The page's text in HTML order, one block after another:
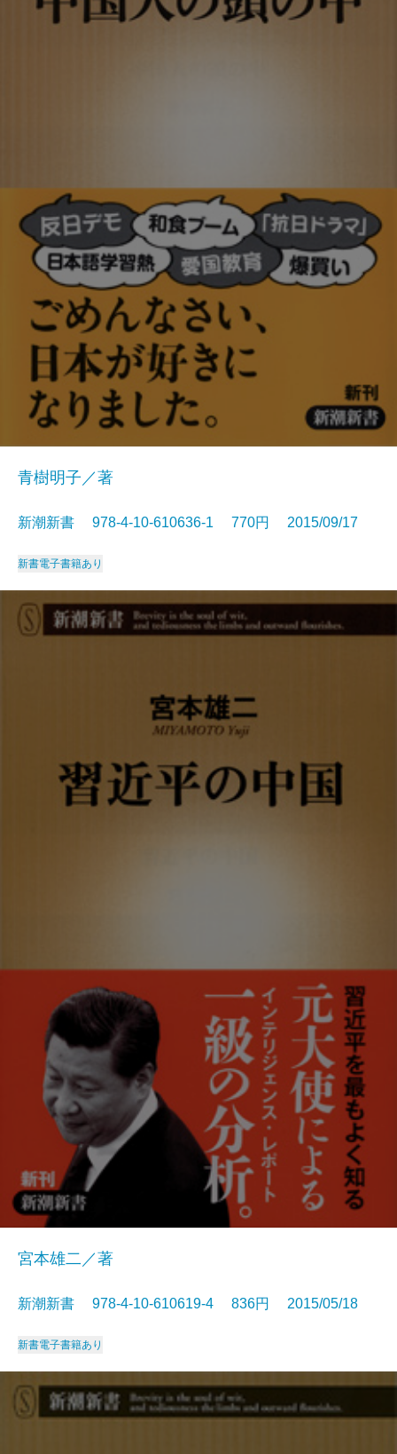
青樹明子／著
新潮新書 978-4-10-610636-1 770円 2015/09/17
新書電子書籍あり
宮本雄二／著
新潮新書 978-4-10-610619-4 836円 2015/05/18
新書電子書籍あり